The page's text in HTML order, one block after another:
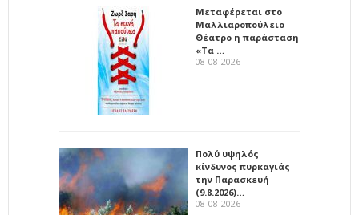
Μεταφέρεται στο
Μαλλιαροπούλειο
Θέατρο η παράσταση
«Τα …
08-08-2026
Πολύ υψηλός
κίνδυνος πυρκαγιάς
την Παρασκευή
(9.8.2026)…
08-08-2026